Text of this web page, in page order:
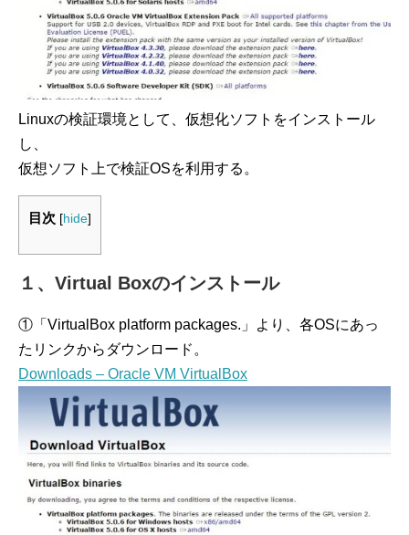
Linuxの検証環境として、仮想化ソフトをインストール
し、
仮想ソフト上で検証OSを利用する。
目次 [hide]
１、Virtual Boxのインストール
①「VirtualBox platform packages.」より、各OSにあっ
たリンクからダウンロード。
Downloads – Oracle VM VirtualBox